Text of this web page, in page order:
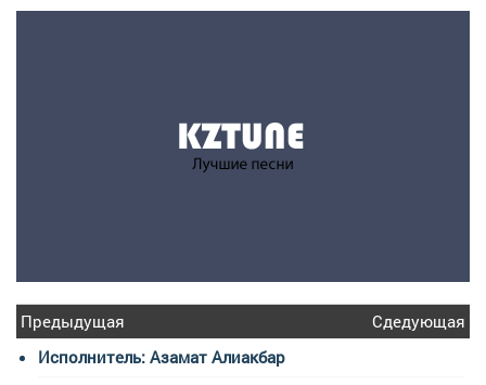
Предыдущая
Сдедующая
Исполнитель: Азамат Алиакбар